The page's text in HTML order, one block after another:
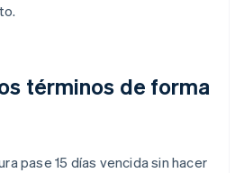
términos de forma
pase 15 días vencida sin hacer